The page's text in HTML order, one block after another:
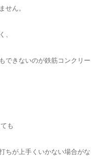
ん。
できないのが鉄筋コンクリー
も
ちが上手くいかない場合がな